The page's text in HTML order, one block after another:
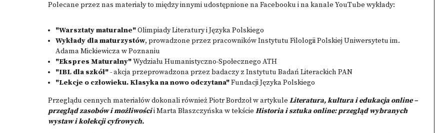
Polecane przez nas materiały to między innymi udostępnione na Facebooku i na kanale YouTube wykłady:
"Warsztaty maturalne"Olimpiady Literatury i Języka Polskiego
Wykłady dla maturzystów, prowadzone przez pracowników Instytutu Filologii Polskiej Uniwersytetu im.
Adama Mickiewicza w Poznaniu
"Ekspres Maturalny"Wydziału Humanistyczno-Społecznego ATH
"IBL dla szkół"- akcja przeprowadzona przez badaczy z Instytutu Badań Literackich PAN
"Lekcje o człowieku. Klasyka na nowo odczytana"Fundacji Języka Polskiego
Przeglądu cennych materiałów dokonali równieżPiotr Bordzoł w artykule Literatura, kultura i edukacja online –
przegląd zasobów i możliwościiMarta Błaszczyńska w tekście Historia i sztuka online: przegląd wybranych
wystaw i kolekcji cyfrowych.